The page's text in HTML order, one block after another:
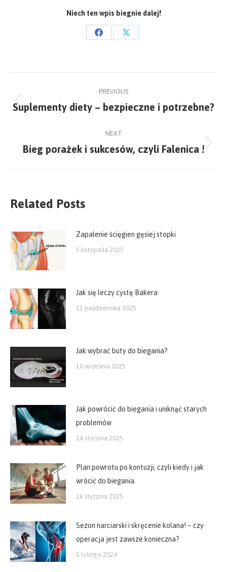
Niech ten wpis biegnie dalej!
Share
Share
navigation
PREVIOUS
Previous
Suplementy diety – bezpieczne i potrzebne?
NEXT
Next
Bieg porażek i sukcesów, czyli Falenica !
Related Posts
Zapalenie ścięgien gęsiej stopki
5 listopada 2025
Jak się leczy cystę Bakera
11 października 2025
Jak wybrać buty do biegania?
10 września 2025
Jak powrócić do biegania i uniknąć starych
problemów
24 stycznia 2025
Plan powrotu po kontuzji, czyli kiedy i jak
wrócić do biegania.
16 stycznia 2025
Sezon narciarski i skręcenie kolana! – czy
operacja jest zawsze konieczna?
1 lutego 2024